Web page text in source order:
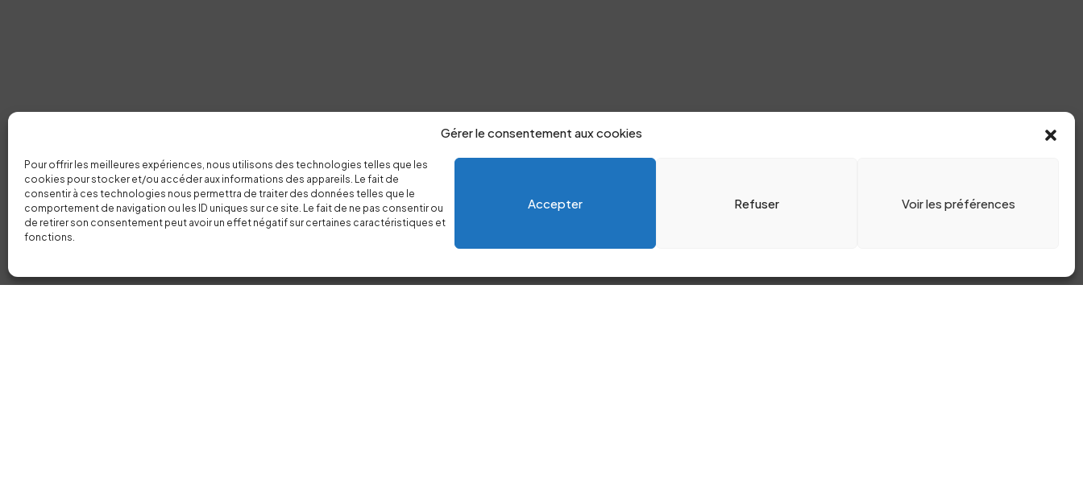
Gérer le consentement aux cookies
Pour offrir les meilleures expériences, nous utilisons des technologies telles que les
cookies pour stocker et/ou accéder aux informations des appareils. Le fait de
consentir à ces technologies nous permettra de traiter des données telles que le
comportement de navigation ou les ID uniques sur ce site. Le fait de ne pas consentir ou
de retirer son consentement peut avoir un effet négatif sur certaines caractéristiques et
fonctions.
Accepter Refuser Voir les préférences
Vous avez unPROJECT
EN TÊTE ?